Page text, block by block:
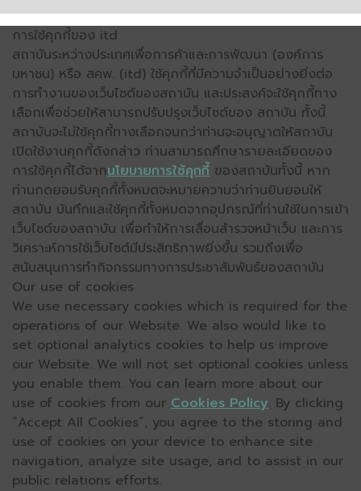
การใช้คุกกี้ของ itd
สถาบันระหว่างประเทศเพื่อการค้าและการพัฒนา (องค์การ
มหาชน) หรือ สคพ. (itd) ใช้คุกกี้ที่มีความจำเป็นอย่างยิ่งต่อ
การทำงานของเว็บไซต์ของสถาบัน และประสงค์จะใช้คุกกี้ทาง
เลือกเพื่อช่วยให้สามารถปรับปรุงเว็บไซต์ของ สถาบัน ทั้งนี้
สถาบันจะไม่ใช้คุกกี้ทางเลือกจนกว่าท่านจะอนุญาตให้สถาบัน
เปิดใช้งานคุกกี้ดังกล่าว ท่านสามารถศึกษารายละเอียดของ
การใช้คุกกี้ได้จากนโยบายการใช้คุกกี้ ของสถาบันทั้งนี้ หาก
ท่านกดยอมรับคุกกี้ทั้งหมดจะหมายความว่าท่านยินยอมให้
สถาบัน บันทึกและใช้คุกกี้ทั้งหมดจากอุปกรณ์ที่ท่านใช้ในการเข้า
เว็บไซต์ของสถาบัน เพื่อทำให้การเลื่อนสำรวจหน้าเว็บ และการ
วิเคราะห์การใช้เว็บไซต์มีประสิทธิภาพยิ่งขึ้น รวมถึงเพื่อ
สนับสนุนการทำกิจกรรมทางการประชาสัมพันธ์ของสถาบัน
Our use of cookies
We use necessary cookies which is required for the
operations of our Website. We also would like to
set optional analytics cookies to help us improve
our Website. We will not set optional cookies unless
you enable them. You can learn more about our
use of cookies from our Cookies Policy. By clicking
“Accept All Cookies”, you agree to the storing and
use of cookies on your device to enhance site
navigation, analyze site usage, and to assist in our
public relations efforts.